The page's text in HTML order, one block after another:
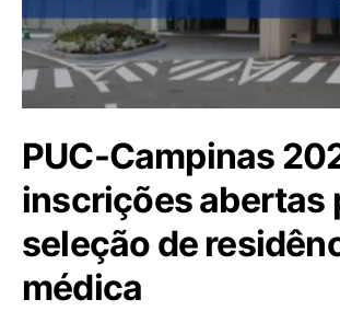
PUC-Campinas
inscrições abertas
seleção de
médica